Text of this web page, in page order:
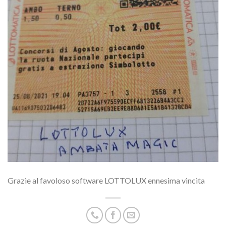
Grazie al favoloso software LOTTOLUX ennesima vincita